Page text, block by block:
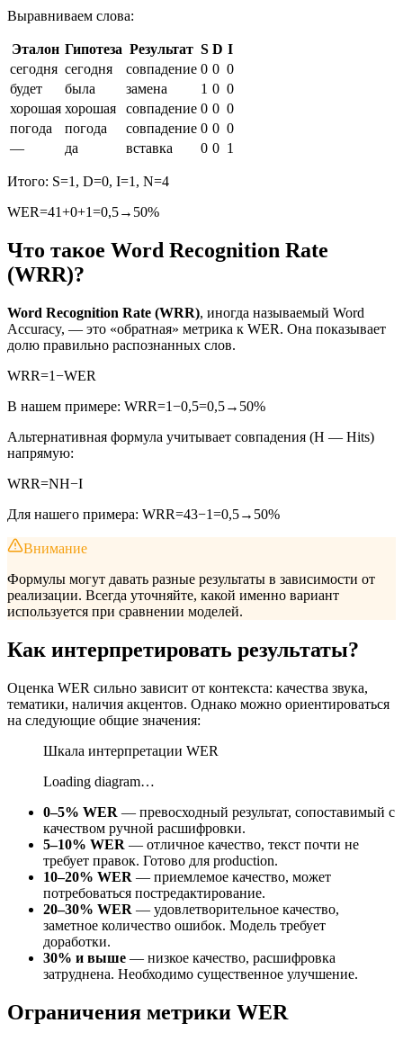
Выравниваем слова:
Эталон Гипотеза Результат S D I
сегодня сегодня совпадение 0 0 0
будет
была замена 1 0 0
хорошая хорошая совпадение 0 0 0
погода
погода совпадение 0 0 0
—
да вставка 0 0 1
Итого: S=1, D=0, I=1, N=4
WER=41+0+1=0,5→ 50%
Что такое Word Recognition Rate
(WRR)?
Word Recognition Rate (WRR), иногда называемый Word
Accuracy, — это «обратная» метрика к WER. Она показывает
долю правильно распознанных слов.
WRR=1−WER
В нашем примере: WRR=1−0,5=0,5→ 50%
Альтернативная формула учитывает совпадения (H — Hits)
напрямую:
WRR=NH−I
Для нашего примера: WRR=43−1=0,5→ 50%
Внимание
Формулы могут давать разные результаты в зависимости от
реализации. Всегда уточняйте, какой именно вариант
используется при сравнении моделей.
Как интерпретировать результаты?
Оценка WER сильно зависит от контекста: качества звука,
тематики, наличия акцентов. Однако можно ориентироваться
на следующие общие значения:
Шкала интерпретации WER
Loading diagram…
0–5% WER — превосходный результат, сопоставимый с
качеством ручной расшифровки.
5–10% WER — отличное качество, текст почти не
требует правок. Готово для production.
10–20% WER — приемлемое качество, может
потребоваться постредактирование.
20–30% WER — удовлетворительное качество,
заметное количество ошибок. Модель требует
доработки.
30% и выше — низкое качество, расшифровка
затруднена. Необходимо существенное улучшение.
Ограничения метрики WER